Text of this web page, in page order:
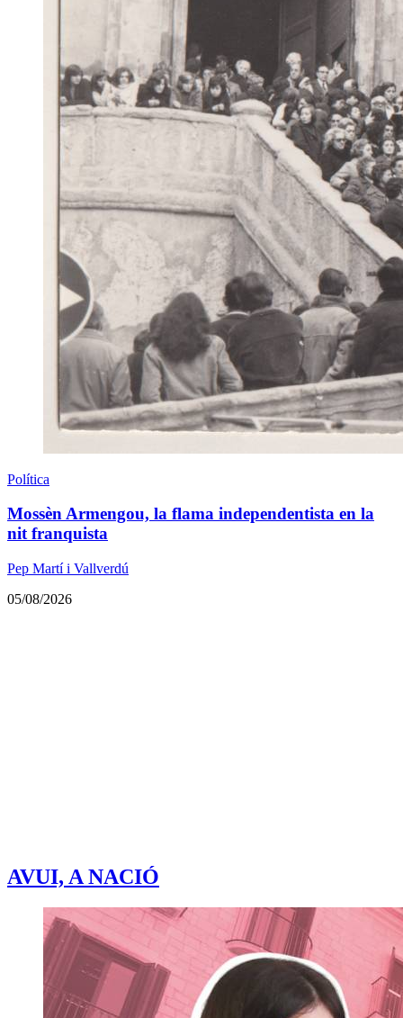
Política
Mossèn Armengou, la flama independentista en la
nit franquista
Pep Martí i Vallverdú
05/08/2026
AVUI, A NACIÓ